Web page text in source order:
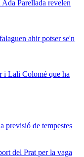
Parellada revelen
ahir potser se'n
i Lali Colomé que ha
previsió de tempestes
del Prat per la vaga